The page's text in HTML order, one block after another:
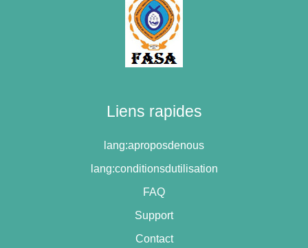
Liens rapides
lang:aproposdenous
lang:conditionsdutilisation
FAQ
Support
Contact